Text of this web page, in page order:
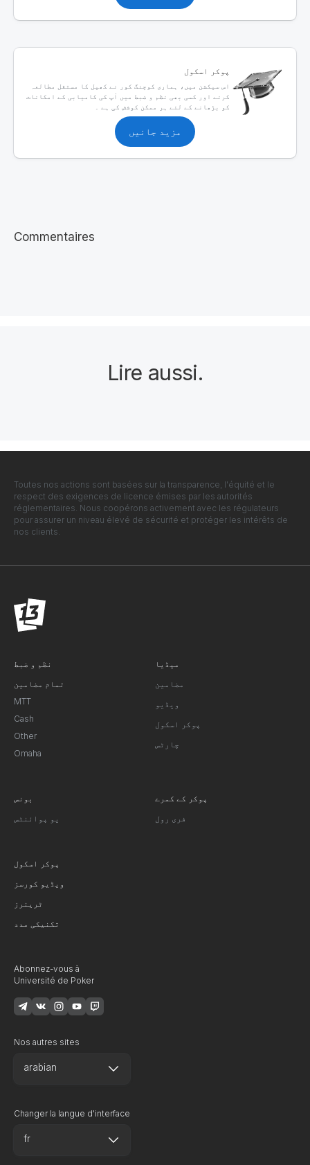
پوکر اسکول
اس سیکشن میں، ہماری کوچنگ کور نے کھیل کا مستقل مطالعہ
کرنے اور کسی بھی نظم و ضبط میں آپ کی کامیابی کے امکانات
کو بڑھانے کے لئے ہر ممکن کوشش کی ہے ۔
مزید جانیں
Commentaires
Lire aussi.
Toutes nos actions sont basées sur la transparence, l'équité et le
respect des exigences de licence émises par les autorités
réglementaires. Nous coopérons activement avec les régulateurs
pour assurer un niveau élevé de sécurité et protéger les intérêts de
nos clients.
نظم و ضبط
تمام مضامین
MTT
Cash
Other
Omaha
میڈیا
مضامین
ویڈیو
پوکر اسکول
چارٹس
بونس
یو پوائنٹس
پوکر کے کمرے
فری رول
پوکر اسکول
ویڈیو کورسز
ٹرینرز
تکنیکی مدد
Abonnez-vous à
Université de Poker
Nos autres sites
arabian
Changer la langue d'interface
fr